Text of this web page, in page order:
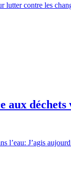
lutter contre les
aux
l’eau: J’agis